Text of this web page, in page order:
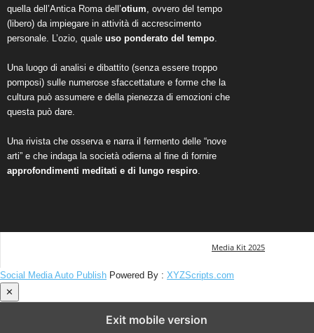
quella dell’Antica Roma dell’otium , ovvero del tempo
(libero) da impiegare in attività di accrescimento
personale. L’ozio, quale uso ponderato del tempo
Una luogo di analisi e dibattito (senza essere troppo
pomposi) sulle numerose sfaccettature e forme che la
cultura può assumere e della pienezza di emozioni che
questa può dare.
Una rivista che osserva e narra il fermento delle “nove
arti” e che indaga la società odierna al fine di fornire
approfondimenti meditati e di lungo respiro
Media Kit 2025
Social Media Auto Publish Powered By : XYZScripts.com
✕
Exit mobile version